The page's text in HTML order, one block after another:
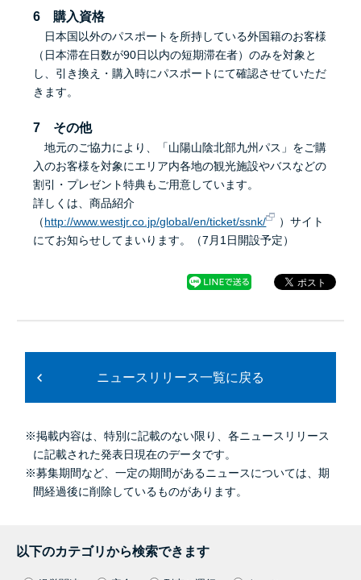
6 購入資格
日本国以外のパスポートを所持している外国籍のお客様
（日本滞在日数が90日以内の短期滞在者）のみを対象と
し、引き換え・購入時にパスポートにて確認させていただ
きます。
7 その他
地元のご協力により、「山陽山陰北部九州パス」をご購
入のお客様を対象にエリア内各地の観光施設やバスなどの
割引・プレゼント特典もご用意しています。
詳しくは、商品紹介
（http://www.westjr.co.jp/global/en/ticket/ssnk/
）サイト
にてお知らせしてまいります。（7月1日開設予定）
ニュースリリース一覧に戻る
※掲載内容は、特別に記載のない限り、各ニュースリリース
に記載された発表日現在のデータです。
※募集期間など、一定の期間があるニュースについては、期
間経過後に削除しているものがあります。
以下のカテゴリから検索できます